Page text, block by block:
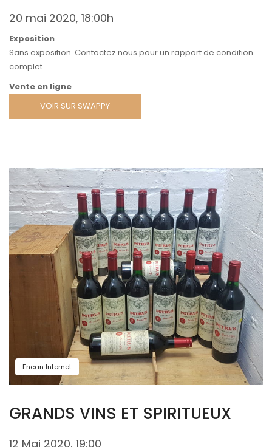
20 mai 2020, 18:00h
Exposition
Sans exposition. Contactez nous pour un rapport de condition
complet.
Vente en ligne
VOIR SUR SWAPPY
Encan Internet
GRANDS VINS ET SPIRITUEUX
12 Mai 2020, 19:00